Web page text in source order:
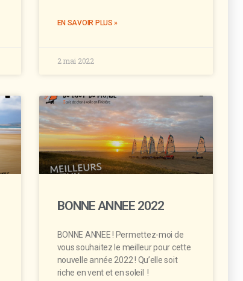
EN SAVOIR PLUS »
2 mai 2022
BONNE ANNEE 2022
BONNE ANNEE ! Permettez-moi de
vous souhaitez le meilleur pour cette
nouvelle année 2022 ! Qu’elle soit
riche en vent et en soleil !